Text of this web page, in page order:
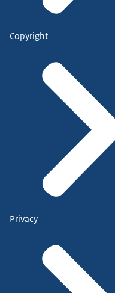
Copyright
Privacy